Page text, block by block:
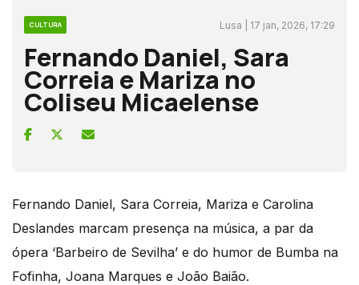
CULTURA Lusa | 17 jan, 2026, 17:29
Fernando Daniel, Sara
Correia e Mariza no
Coliseu Micaelense
Fernando Daniel, Sara Correia, Mariza e Carolina
Deslandes marcam presença na música, a par da
ópera ‘Barbeiro de Sevilha’ e do humor de Bumba na
Fofinha, Joana Marques e João Baião.